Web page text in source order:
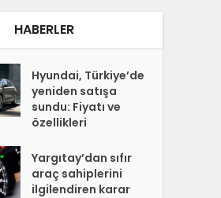
HABERLER
Hyundai, Türkiye’de
yeniden satışa
sundu: Fiyatı ve
özellikleri
Yargıtay’dan sıfır
araç sahiplerini
ilgilendiren karar